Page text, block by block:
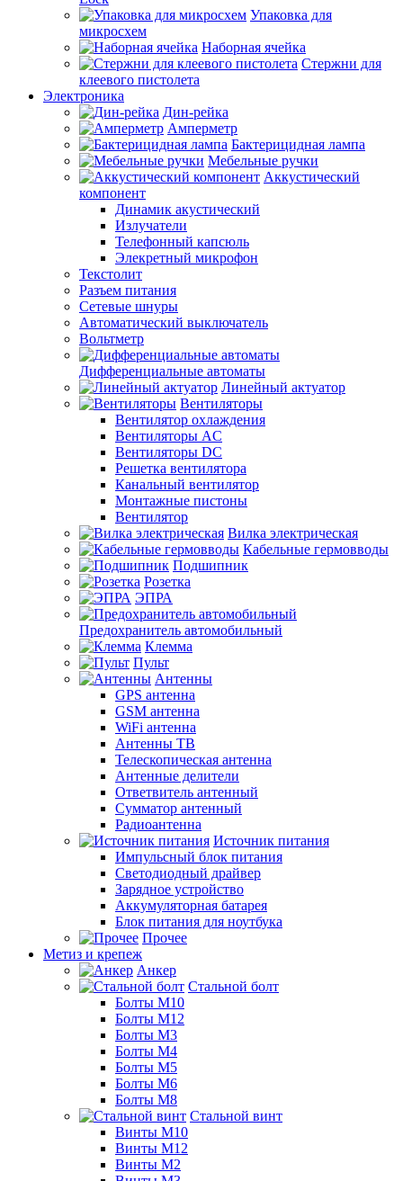
Упаковка для
микросхем
Наборная ячейка
Стержни для
клеевого пистолета
Электроника
Дин-рейка
Амперметр
Бактерицидная лампа
Мебельные ручки
Аккустический
компонент
Динамик акустический
Излучатели
Телефонный капсюль
Элекретный микрофон
Текстолит
Разъем питания
Сетевые шнуры
Автоматический выключатель
Вольтметр
Дифференциальные автоматы
Линейный актуатор
Вентиляторы
Вентилятор охлаждения
Вентиляторы AC
Вентиляторы DC
Решетка вентилятора
Канальный вентилятор
Монтажные пистоны
Вентилятор
Вилка электрическая
Кабельные гермовводы
Подшипник
Розетка
ЭПРА
Предохранитель автомобильный
Клемма
Пульт
Антенны
GPS антенна
GSM антенна
WiFi антенна
Антенны ТВ
Телескопическая антенна
Антенные делители
Ответвитель антенный
Сумматор антенный
Радиоантенна
Источник питания
Импульсный блок питания
Светодиодный драйвер
Зарядное устройство
Аккумуляторная батарея
Блок питания для ноутбука
Прочее
Метиз и крепеж
Анкер
Стальной болт
Болты М10
Болты М12
Болты М3
Болты М4
Болты М5
Болты М6
Болты М8
Стальной винт
Винты М10
Винты М12
Винты М2